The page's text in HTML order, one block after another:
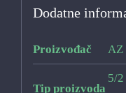
Dodatne
Proizvođač AZ
Tip proizvoda
5/